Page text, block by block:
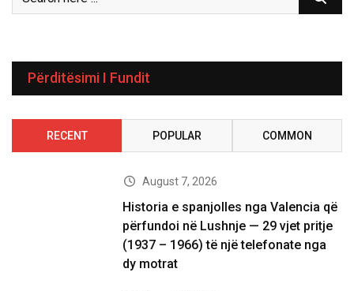
Përditësimi I Fundit
RECENT POPULAR COMMON
August 7, 2026
Historia e spanjolles nga Valencia që
përfundoi në Lushnje — 29 vjet pritje
(1937 – 1966) të një telefonate nga
dy motrat